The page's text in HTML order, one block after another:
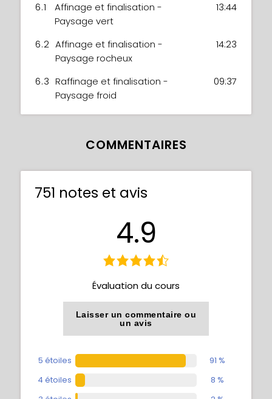
6.1
Affinage et finalisation -
Paysage vert
13:44
6.2 Affinage et finalisation -
Paysage rocheux
14:23
6.3 Raffinage et finalisation -
Paysage froid
09:37
COMMENTAIRES
751 notes et avis
4.9
Évaluation du cours
Laisser un commentaire ou
un avis
5 étoiles
91 %
4 étoiles
8 %